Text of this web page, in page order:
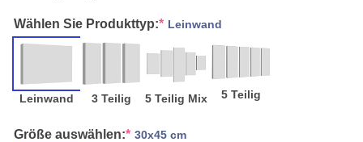
Wählen Sie Produkttyp:* Leinwand
Leinwand 3 Teilig 5 Teilig Mix 5 Teilig
Größe auswählen:* 30x45 cm